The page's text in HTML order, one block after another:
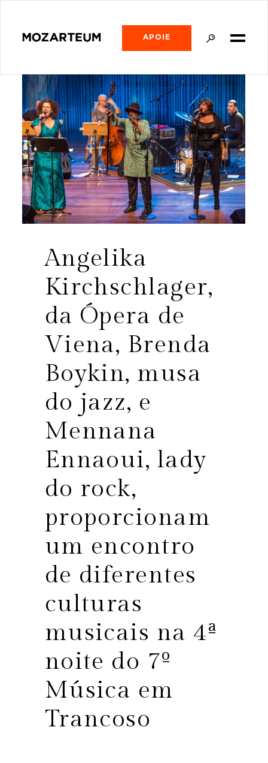
APOIE
Angelika
Kirchschlager,
da Ópera de
Viena, Brenda
Boykin, musa
do jazz, e
Mennana
Ennaoui, lady
do rock,
proporcionam
um encontro
de diferentes
culturas
musicais na 4ª
noite do 7º
Música em
Trancoso